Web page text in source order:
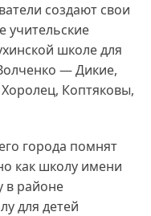
создают свои
учительские
школе для
— Дикие,
Коптяковы,
города помнят
как школу имени
в районе
для детей